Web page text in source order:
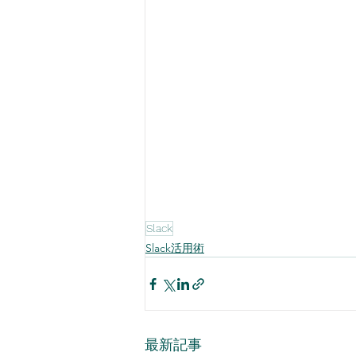
Slack
Slack活用術
最新記事